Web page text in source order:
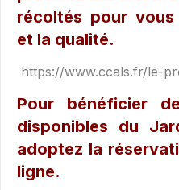
récoltés pour
et la qualité.
https://www.ccals.fr/le-
Pour bénéficier
disponibles du
adoptez la
ligne.